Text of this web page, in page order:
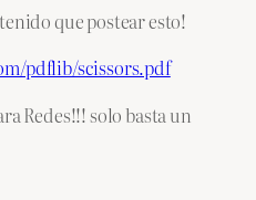
que postear esto!
pdflib/scissors.pdf
Redes!!! solo basta un